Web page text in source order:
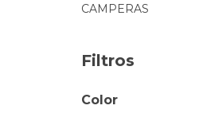
CAMPERAS
Filtros
Color